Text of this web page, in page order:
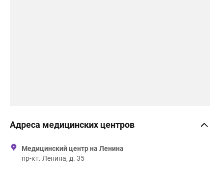
Адреса медицинских центров
Медицинский центр на Ленина
пр-кт. Ленина, д. 35